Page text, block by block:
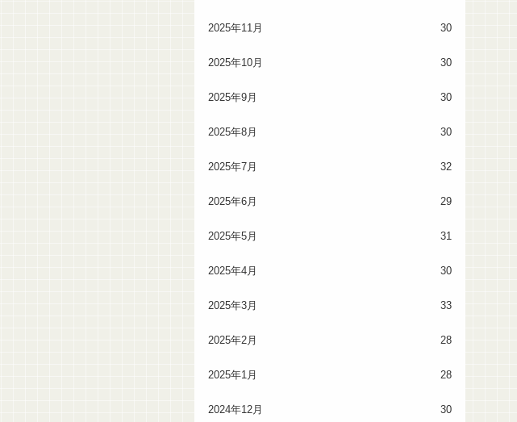
2025年11月 30
2025年10月 30
2025年9月 30
2025年8月 30
2025年7月 32
2025年6月 29
2025年5月 31
2025年4月 30
2025年3月 33
2025年2月 28
2025年1月 28
2024年12月 30